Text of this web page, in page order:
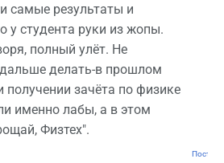
самые результаты и
у студента руки из жопы.
полный улёт. Не
делать-в прошлом
получении зачёта по физике
именно лабы, а в этом
Физтех".